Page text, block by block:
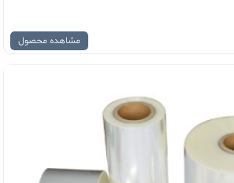
مشاهده محصول